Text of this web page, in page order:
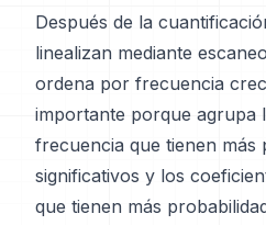
Después de la
linealizan mediante
ordena por frecuencia
importante porque agrupa
frecuencia que tienen más
significativos y los
que tienen más